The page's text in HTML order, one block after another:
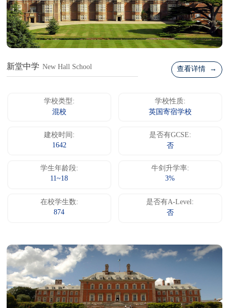
新堂中学 New Hall School 查看详情 →
学校类型:
混校
学校性质:
英国寄宿学校
建校时间:
1642
是否有GCSE:
否
学生年龄段:
11~18
牛剑升学率:
3%
在校学生数:
874
是否有A-Level:
否